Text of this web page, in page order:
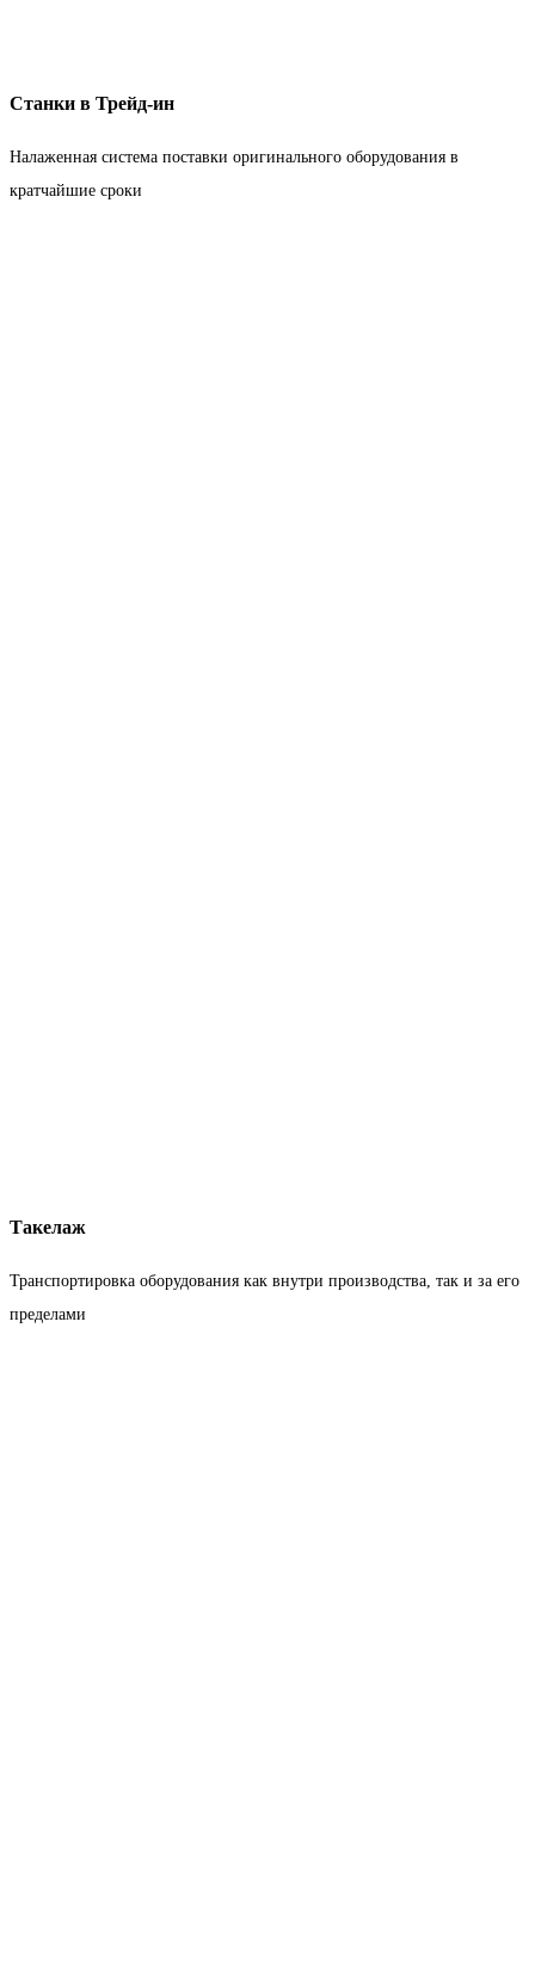
Станки в Трейд-ин
Налаженная система поставки оригинального оборудования в
кратчайшие сроки
Такелаж
Транспортировка оборудования как внутри производства, так и за его
пределами